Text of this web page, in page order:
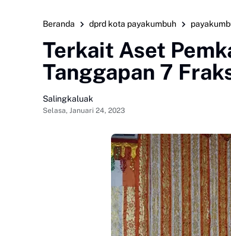
Beranda dprd kota payakumbuh
Terkait Aset
Tanggapan 7
Salingkaluak
Selasa, Januari 24, 2023